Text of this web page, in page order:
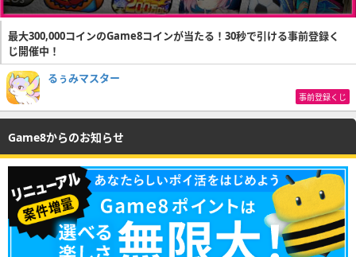
最大300,000コインのGame8コインが当たる！30秒で引ける事前登録く
じ開催中！
るぅみマスター
事前登録くじ
Game8からのお知らせ